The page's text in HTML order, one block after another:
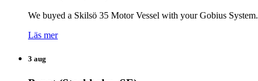
We buyed a Skilsö 35 Motor Vessel with your Gobius System.
Läs mer
3 aug